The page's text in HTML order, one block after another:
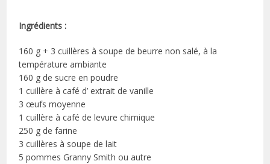
Ingrédients :
160 g + 3 cuillères à soupe de beurre non salé, à la
température ambiante
160 g de sucre en poudre
1 cuillère à café d’ extrait de vanille
3 œufs moyenne
1 cuillère à café de levure chimique
250 g de farine
3 cuillères à soupe de lait
5 pommes Granny Smith ou autre